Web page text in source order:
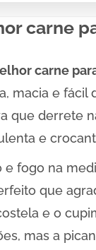
carne
carne
macia e fácil
que derrete
e
e fogo na
que
e o
mas a